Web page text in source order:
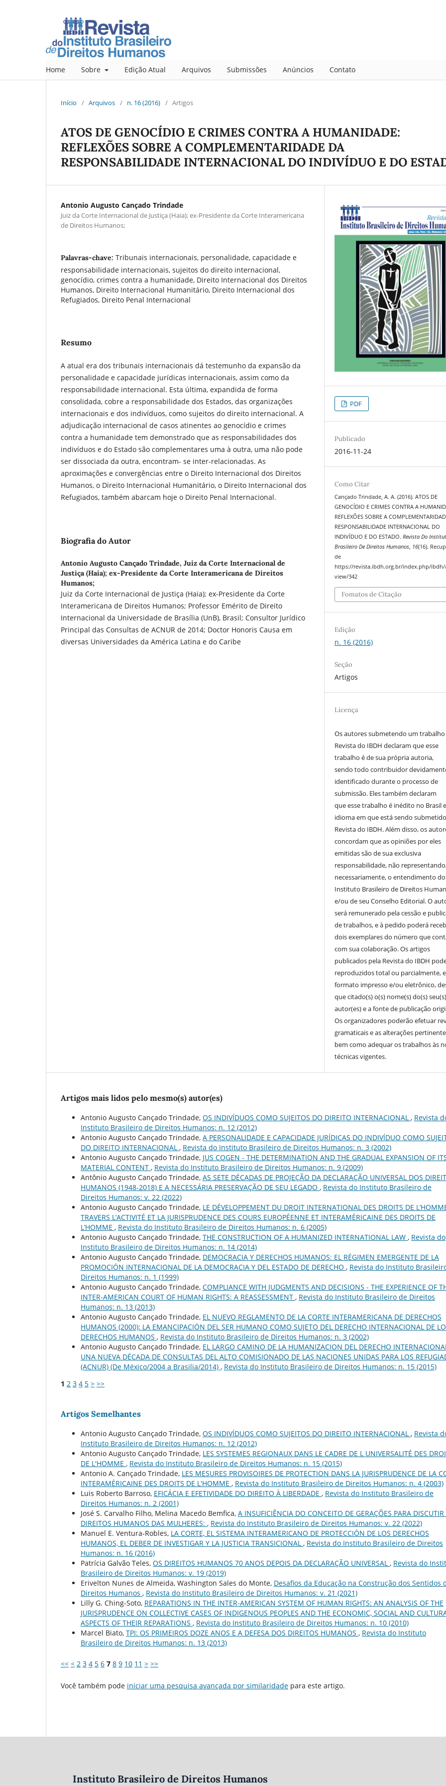
Home Sobre Edição Atual Arquivos Submissões Anúncios Contato
Início / Arquivos / n. 16 (2016) / Artigos
ATOS DE GENOCÍDIO E CRIMES CONTRA A HUMANIDADE:
REFLEXÕES SOBRE A COMPLEMENTARIDADE DA
RESPONSABILIDADE INTERNACIONAL DO INDIVÍDUO E DO
Antonio Augusto Cançado Trindade
Juiz da Corte Internacional de Justiça (Haia); ex-Presidente da Corte Interamericana
de Direitos Humanos;
Palavras-chave: Tribunais internacionais, personalidade, capacidade e
responsabilidade internacionais, sujeitos do direito internacional,
genocídio, crimes contra a humanidade, Direito Internacional dos Direitos
Humanos, Direito Internacional Humanitário, Direito Internacional dos
Refugiados, Direito Penal Internacional
Resumo
A atual era dos tribunais internacionais dá testemunho da expansão da
personalidade e capacidade jurídicas internacionais, assim como da
responsabilidade internacional. Esta última, expandida de forma
consolidada, cobre a responsabilidade dos Estados, das organizações
internacionais e dos indivíduos, como sujeitos do direito internacional. A
adjudicação internacional de casos atinentes ao genocídio e crimes
contra a humanidade tem demonstrado que as responsabilidades dos
indivíduos e do Estado são complementares uma à outra, uma não pode
ser dissociada da outra, encontram- se inter-relacionadas. As
aproximações e convergências entre o Direito Internacional dos Direitos
Humanos, o Direito Internacional Humanitário, o Direito Internacional dos
Refugiados, também abarcam hoje o Direito Penal Internacional.
Biografia do Autor
Antonio Augusto Cançado Trindade, Juiz da Corte Internacional de
Justiça (Haia); ex-Presidente da Corte Interamericana de Direitos
Humanos;
Juiz da Corte Internacional de Justiça (Haia); ex-Presidente da Corte
Interamericana de Direitos Humanos; Professor Emérito de Direito
Internacional da Universidade de Brasília (UnB), Brasil; Consultor Jurídico
Principal das Consultas de ACNUR de 2014; Doctor Honoris Causa em
diversas Universidades da América Latina e do Caribe
PDF
Publicado
2016-11-24
Como Citar
Cançado Trindade, A. A. (2016). ATOS DE
GENOCÍDIO E CRIMES CONTRA A
REFLEXÕES SOBRE A
RESPONSABILIDADE INTERNACIONAL DO
INDIVÍDUO E DO ESTADO.Revista Do
Brasileiro De Direitos Humanos, 16(16).
de
https://revista.ibdh.org.br/index.php/ibdh/
view/342
Fomatos de Citação
Edição
n. 16 (2016)
Seção
Artigos
Licença
Os autores submetendo um trabalho
Revista do IBDH declaram que esse
trabalho é de sua própria autoria,
sendo todo contribuidor
identificado durante o processo de
submissão. Eles também declaram
que esse trabalho é inédito no Brasil
idioma em que está sendo
Revista do IBDH. Além disso, os
concordam que as opiniões por eles
emitidas são de sua exclusiva
responsabilidade, não
necessariamente, o entendimento do
Instituto Brasileiro de Direitos
e/ou de seu Conselho Editorial. O
será remunerado pela cessão e
de trabalhos, e à pedido poderá
dois exemplares do número que
com sua colaboração. Os artigos
publicados pela Revista do IBDH
reproduzidos total ou parcialmente,
formato impresso e/ou eletrônico,
que citado(s) o(s) nome(s) do(s) seu(s)
autor(es) e a fonte de publicação
Os organizadores poderão efetuar
gramaticais e as alterações
bem como adequar os trabalhos às
técnicas vigentes.
Artigos mais lidos pelo mesmo(s) autor(es)
Antonio Augusto Cançado Trindade, OS INDIVÍDUOS COMO SUJEITOS DO DIREITO INTERNACIONAL , Revista
Instituto Brasileiro de Direitos Humanos: n. 12 (2012)
Antonio Augusto Cançado Trindade, A PERSONALIDADE E CAPACIDADE JURÍDICAS DO INDIVÍDUO COMO
DO DIREITO INTERNACIONAL , Revista do Instituto Brasileiro de Direitos Humanos: n. 3 (2002)
Antonio Augusto Cançado Trindade, JUS COGEN - THE DETERMINATION AND THE GRADUAL EXPANSION OF
MATERIAL CONTENT , Revista do Instituto Brasileiro de Direitos Humanos: n. 9 (2009)
Antônio Augusto Cançado Trindade, AS SETE DÉCADAS DE PROJEÇÃO DA DECLARAÇÃO UNIVERSAL DOS
HUMANOS (1948-2018) E A NECESSÁRIA PRESERVAÇÃO DE SEU LEGADO , Revista do Instituto Brasileiro de
Direitos Humanos: v. 22 (2022)
Antonio Augusto Cançado Trindade, LE DÉVELOPPEMENT DU DROIT INTERNATIONAL DES DROITS DE
TRAVERS L’ACTIVITÉ ET LA JURISPRUDENCE DES COURS EUROPÉENNE ET INTERAMÉRICAINE DES DROITS DE
L’HOMME , Revista do Instituto Brasileiro de Direitos Humanos: n. 6 (2005)
Antonio Augusto Cançado Trindade, THE CONSTRUCTION OF A HUMANIZED INTERNATIONAL LAW , Revista do
Instituto Brasileiro de Direitos Humanos: n. 14 (2014)
Antonio Augusto Cançado Trindade, DEMOCRACIA Y DERECHOS HUMANOS: EL RÉGIMEN EMERGENTE DE LA
PROMOCIÓN INTERNACIONAL DE LA DEMOCRACIA Y DEL ESTADO DE DERECHO , Revista do Instituto
Direitos Humanos: n. 1 (1999)
Antonio Augusto Cançado Trindade, COMPLIANCE WITH JUDGMENTS AND DECISIONS - THE EXPERIENCE OF
INTER-AMERICAN COURT OF HUMAN RIGHTS: A REASSESSMENT , Revista do Instituto Brasileiro de Direitos
Humanos: n. 13 (2013)
Antonio Augusto Cançado Trindade, EL NUEVO REGLAMENTO DE LA CORTE INTERAMERICANA DE DERECHOS
HUMANOS (2000): LA EMANCIPACIÓN DEL SER HUMANO COMO SUJETO DEL DERECHO INTERNACIONAL DE
DERECHOS HUMANOS , Revista do Instituto Brasileiro de Direitos Humanos: n. 3 (2002)
Antonio Augusto Cançado Trindade, EL LARGO CAMINO DE LA HUMANIZACION DEL DERECHO
UNA NUEVA DÉCADA DE CONSULTAS DEL ALTO COMISIONADO DE LAS NACIONES UNIDAS PARA LOS
(ACNUR) (De México/2004 a Brasilia/2014) , Revista do Instituto Brasileiro de Direitos Humanos: n. 15 (2015)
1 2 3 4 5 > >>
Artigos Semelhantes
Antonio Augusto Cançado Trindade, OS INDIVÍDUOS COMO SUJEITOS DO DIREITO INTERNACIONAL , Revista
Instituto Brasileiro de Direitos Humanos: n. 12 (2012)
Antonio Augusto Cançado Trindade, LES SYSTEMES REGIONAUX DANS LE CADRE DE L UNIVERSALITÉ DES
DE L'HOMME , Revista do Instituto Brasileiro de Direitos Humanos: n. 15 (2015)
Antonio A. Cançado Trindade, LES MESURES PROVISOIRES DE PROTECTION DANS LA JURISPRUDENCE DE LA
INTERAMÉRICAINE DES DROITS DE L'HOMME , Revista do Instituto Brasileiro de Direitos Humanos: n. 4 (2003)
Luis Roberto Barroso, EFICÁCIA E EFETIVIDADE DO DIREITO À LIBERDADE , Revista do Instituto Brasileiro de
Direitos Humanos: n. 2 (2001)
José S. Carvalho Filho, Melina Macedo Bemfica, A INSUFICIÊNCIA DO CONCEITO DE GERAÇÕES PARA DISCUTIR
DIREITOS HUMANOS DAS MULHERES: , Revista do Instituto Brasileiro de Direitos Humanos: v. 22 (2022)
Manuel E. Ventura-Robles, LA CORTE, EL SISTEMA INTERAMERICANO DE PROTECCIÓN DE LOS DERECHOS
HUMANOS, EL DEBER DE INVESTIGAR Y LA JUSTICIA TRANSICIONAL , Revista do Instituto Brasileiro de Direitos
Humanos: n. 16 (2016)
Patrícia Galvão Teles, OS DIREITOS HUMANOS 70 ANOS DEPOIS DA DECLARAÇÃO UNIVERSAL , Revista do
Brasileiro de Direitos Humanos: v. 19 (2019)
Erivelton Nunes de Almeida, Washington Sales do Monte, Desafios da Educação na Construção dos Sentidos
Direitos Humanos , Revista do Instituto Brasileiro de Direitos Humanos: v. 21 (2021)
Lilly G. Ching-Soto, REPARATIONS IN THE INTER-AMERICAN SYSTEM OF HUMAN RIGHTS: AN ANALYSIS OF THE
JURISPRUDENCE ON COLLECTIVE CASES OF INDIGENOUS PEOPLES AND THE ECONOMIC, SOCIAL AND
ASPECTS OF THEIR REPARATIONS , Revista do Instituto Brasileiro de Direitos Humanos: n. 10 (2010)
Marcel Biato, TPI: OS PRIMEIROS DOZE ANOS E A DEFESA DOS DIREITOS HUMANOS , Revista do Instituto
Brasileiro de Direitos Humanos: n. 13 (2013)
<< < 2 3 4 5 6 7 8 9 10 11 > >>
Você também pode iniciar uma pesquisa avançada por similaridade para este artigo.
Instituto Brasileiro de Direitos Humanos